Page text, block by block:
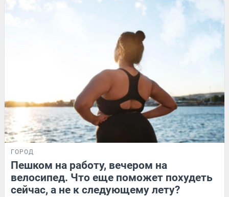
ГОРОД
Пешком на работу, вечером на
велосипед. Что еще поможет похудеть
сейчас, а не к следующему лету?